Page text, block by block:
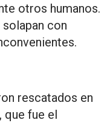
otros humanos.
solapan con
rescatados en
que fue el